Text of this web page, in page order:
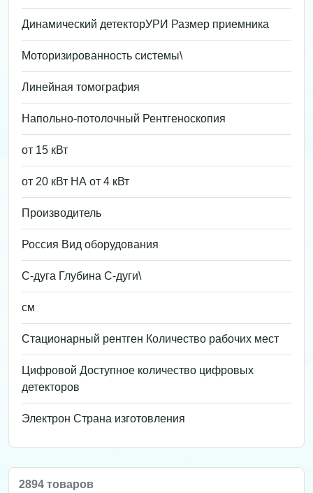
Динамический детекторУРИ Размер приемника
Моторизированность системы\
Линейная томография
Напольно-потолочный Рентгеноскопия
от 15 кВт
от 20 кВт НА от 4 кВт
Производитель
Россия Вид оборудования
С-дуга Глубина С-дуги\
см
Стационарный рентген Количество рабочих мест
Цифровой Доступное количество цифровых
детекторов
Электрон Страна изготовления
2894 товаров